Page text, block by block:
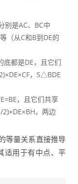
别是AC、BC中
（从C和B到DE的
都是DE，且它们
，S△BDE
，且它们共享
，两边
等量关系直接推导
适用于有中点、平